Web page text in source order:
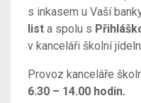
s inkasem u Vaší
list a spolu s
v kanceláři školní
Provoz kanceláře
6.30 – 14.00 hodin.